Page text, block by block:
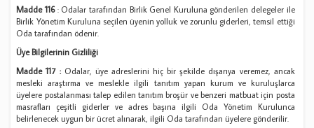
Madde 116 : Odalar tarafından Birlik Genel Kuruluna gönderilen delegeler ile
Birlik Yönetim Kuruluna seçilen üyenin yolluk ve zorunlu giderleri, temsil ettiği
Oda tarafından ödenir.
Üye Bilgilerinin Gizliliği
Madde 117 :Odalar, üye adreslerini hiç bir şekilde dışarıya veremez, ancak
mesleki araştırma ve meslekle ilgili tanıtım yapan kurum ve kuruluşlarca
üyelere postalanması talep edilen tanıtım broşür ve benzeri matbuat için posta
masrafları çeşitli giderler ve adres başına ilgili Oda Yönetim Kurulunca
belirlenecek uygun bir ücret alınarak, ilgili Oda tarafından üyelere gönderilir.